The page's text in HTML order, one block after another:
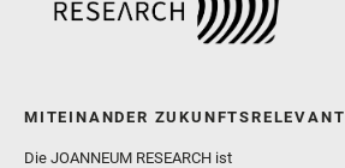
MITEINANDER ZUKUNFTSRELEVANT
Die JOANNEUM RESEARCH ist